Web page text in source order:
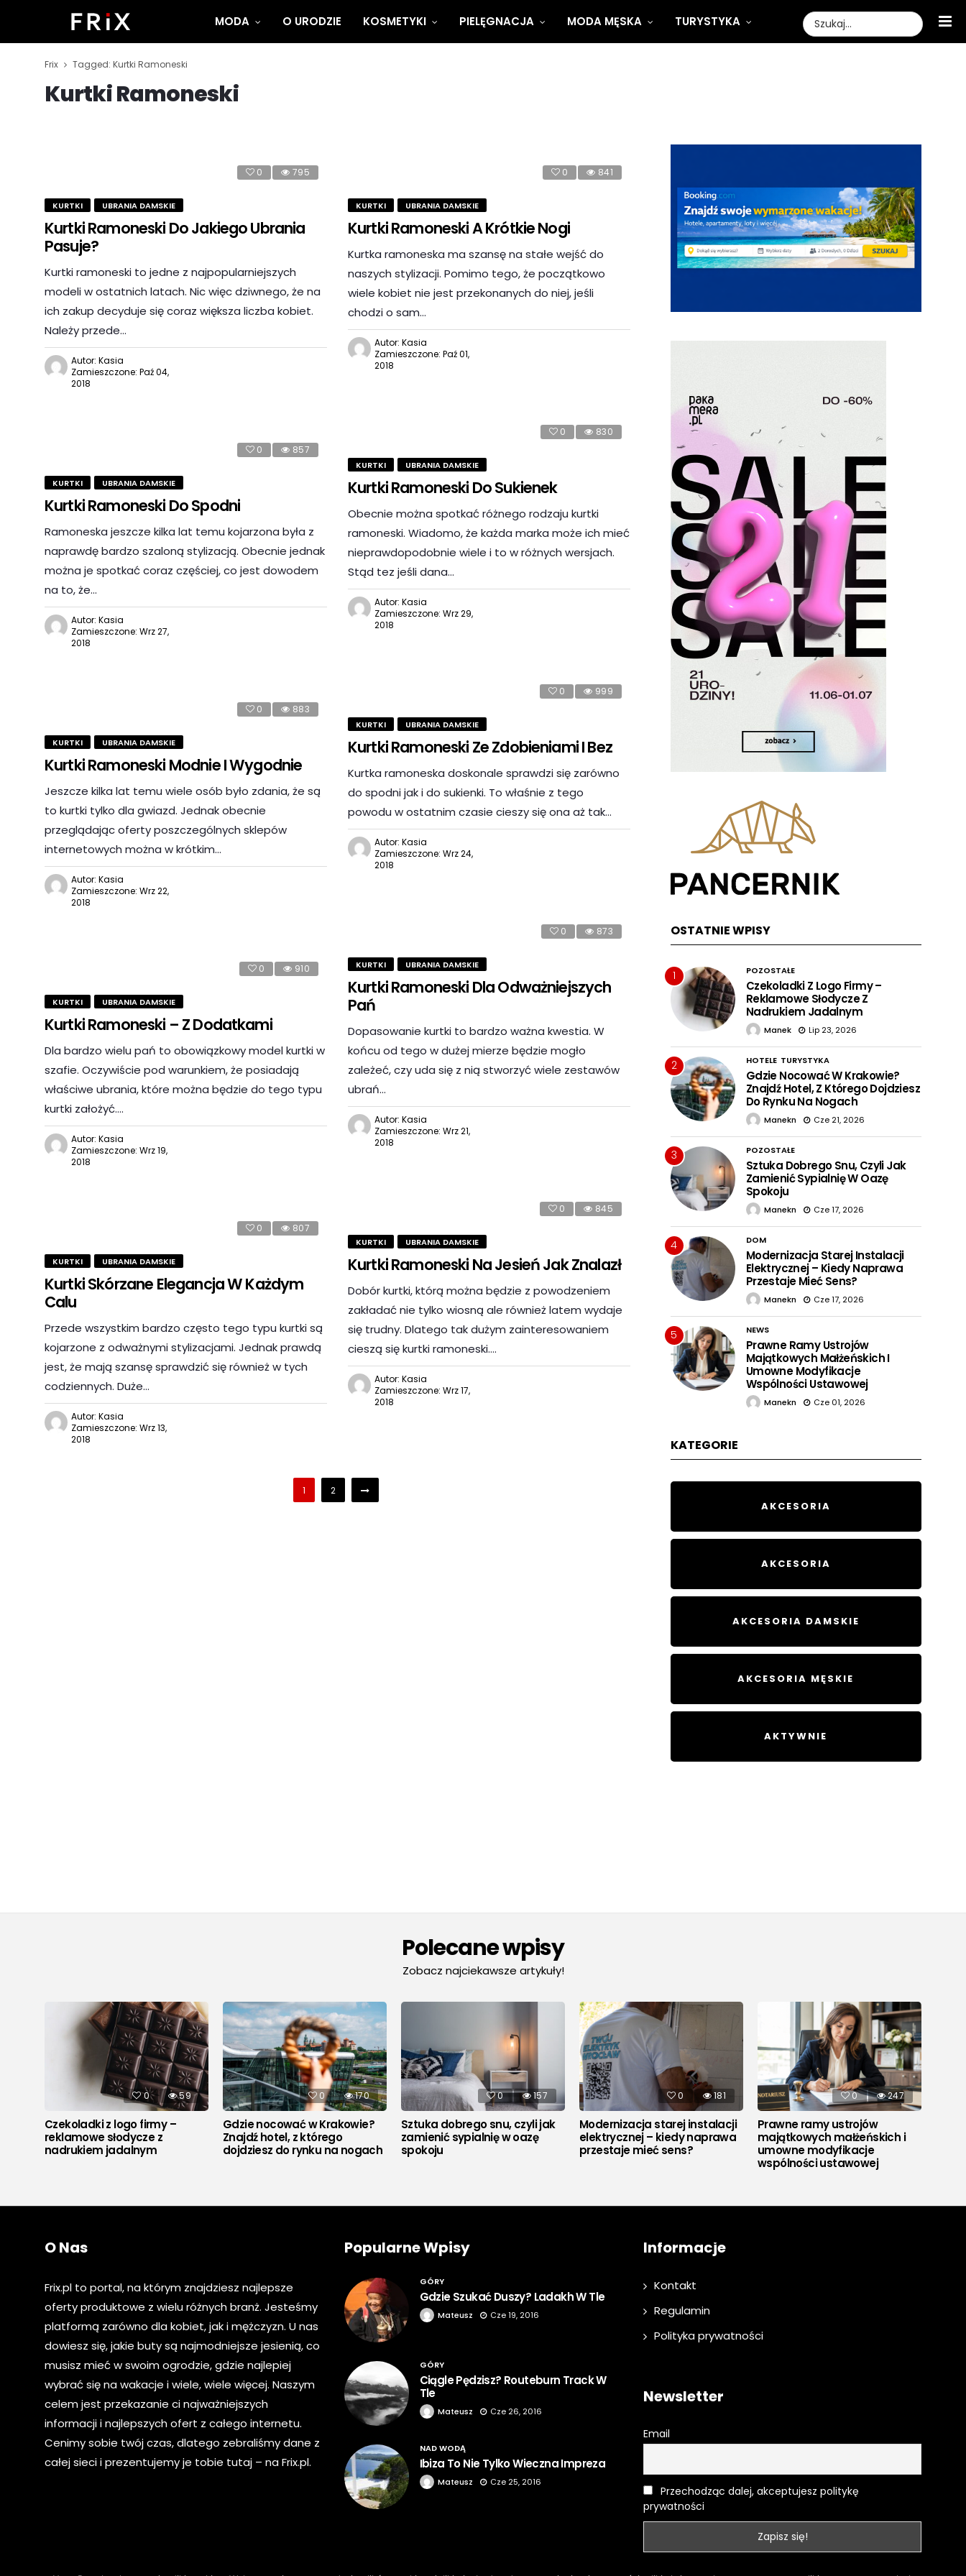
MODA O URODZIE KOSMETYKI PIELĘGNACJA MODA MĘSKA TURYSTYKA
Frix Tagged: Kurtki Ramoneski
Kurtki Ramoneski
0 795
KURTKI UBRANIA DAMSKIE
Kurtki Ramoneski Do Jakiego Ubrania
Pasuje?
Kurtki ramoneski to jedne z najpopularniejszych
modeli w ostatnich latach. Nic więc dziwnego, że na
ich zakup decyduje się coraz większa liczba kobiet.
Należy przede…
Autor: Kasia
Zamieszczone: Paź 04,
2018
0 841
KURTKI UBRANIA DAMSKIE
Kurtki Ramoneski A Krótkie Nogi
Kurtka ramoneska ma szansę na stałe wejść do
naszych stylizacji. Pomimo tego, że początkowo
wiele kobiet nie jest przekonanych do niej, jeśli
chodzi o sam…
Autor: Kasia
Zamieszczone: Paź 01,
2018
0 830
KURTKI UBRANIA DAMSKIE
Kurtki Ramoneski Do Sukienek
Obecnie można spotkać różnego rodzaju kurtki
ramoneski. Wiadomo, że każda marka może ich mieć
nieprawdopodobnie wiele i to w różnych wersjach.
Stąd tez jeśli dana…
Autor: Kasia
Zamieszczone: Wrz 29,
2018
0 857
KURTKI UBRANIA DAMSKIE
Kurtki Ramoneski Do Spodni
Ramoneska jeszcze kilka lat temu kojarzona była z
naprawdę bardzo szaloną stylizacją. Obecnie jednak
można je spotkać coraz częściej, co jest dowodem
na to, że…
Autor: Kasia
Zamieszczone: Wrz 27,
2018
0 999
KURTKI UBRANIA DAMSKIE
Kurtki Ramoneski Ze Zdobieniami I Bez
Kurtka ramoneska doskonale sprawdzi się zarówno
do spodni jak i do sukienki. To właśnie z tego
powodu w ostatnim czasie cieszy się ona aż tak…
Autor: Kasia
Zamieszczone: Wrz 24,
2018
0 883
KURTKI UBRANIA DAMSKIE
Kurtki Ramoneski Modnie I Wygodnie
Jeszcze kilka lat temu wiele osób było zdania, że są
to kurtki tylko dla gwiazd. Jednak obecnie
przeglądając oferty poszczególnych sklepów
internetowych można w krótkim…
Autor: Kasia
Zamieszczone: Wrz 22,
2018
0 873
KURTKI UBRANIA DAMSKIE
Kurtki Ramoneski Dla Odważniejszych
Pań
Dopasowanie kurtki to bardzo ważna kwestia. W
końcu od tego w dużej mierze będzie mogło
zależeć, czy uda się z nią stworzyć wiele zestawów
ubrań…
Autor: Kasia
Zamieszczone: Wrz 21,
2018
0 910
KURTKI UBRANIA DAMSKIE
Kurtki Ramoneski – Z Dodatkami
Dla bardzo wielu pań to obowiązkowy model kurtki w
szafie. Oczywiście pod warunkiem, że posiadają
właściwe ubrania, które można będzie do tego typu
kurtki założyć….
Autor: Kasia
Zamieszczone: Wrz 19,
2018
0 845
KURTKI UBRANIA DAMSKIE
Kurtki Ramoneski Na Jesień Jak Znalazł
Dobór kurtki, którą można będzie z powodzeniem
zakładać nie tylko wiosną ale również latem wydaje
się trudny. Dlatego tak dużym zainteresowaniem
cieszą się kurtki ramoneski….
Autor: Kasia
Zamieszczone: Wrz 17,
2018
0 807
KURTKI UBRANIA DAMSKIE
Kurtki Skórzane Elegancja W Każdym
Calu
Przede wszystkim bardzo często tego typu kurtki są
kojarzone z odważnymi stylizacjami. Jednak prawdą
jest, że mają szansę sprawdzić się również w tych
codziennych. Duże…
Autor: Kasia
Zamieszczone: Wrz 13,
2018
1 2
OSTATNIE WPISY
1 POZOSTAŁE
Czekoladki Z Logo Firmy –
Reklamowe Słodycze Z
Nadrukiem Jadalnym
Manek Lip 23, 2026
2 HOTELE TURYSTYKA
Gdzie Nocować W Krakowie?
Znajdź Hotel, Z Którego Dojdziesz
Do Rynku Na Nogach
Manekn Cze 21, 2026
3 POZOSTAŁE
Sztuka Dobrego Snu, Czyli Jak
Zamienić Sypialnię W Oazę
Spokoju
Manekn Cze 17, 2026
4 DOM
Modernizacja Starej Instalacji
Elektrycznej – Kiedy Naprawa
Przestaje Mieć Sens?
Manekn Cze 17, 2026
5 NEWS
Prawne Ramy Ustrojów
Majątkowych Małżeńskich I
Umowne Modyfikacje
Wspólności Ustawowej
Manekn Cze 01, 2026
KATEGORIE
AKCESORIA
AKCESORIA
AKCESORIA DAMSKIE
AKCESORIA MĘSKIE
AKTYWNIE
Polecane wpisy
Zobacz najciekawsze artykuły!
0 59
Czekoladki z logo firmy –
reklamowe słodycze z
nadrukiem jadalnym
0 170
Gdzie nocować w Krakowie?
Znajdź hotel, z którego
dojdziesz do rynku na nogach
0 157
Sztuka dobrego snu, czyli jak
zamienić sypialnię w oazę
spokoju
0 181
Modernizacja starej instalacji
elektrycznej – kiedy naprawa
przestaje mieć sens?
0 247
Prawne ramy ustrojów
majątkowych małżeńskich i
umowne modyfikacje
wspólności ustawowej
O Nas
Frix.pl to portal, na którym znajdziesz najlepsze
oferty produktowe z wielu różnych branż. Jesteśmy
platformą zarówno dla kobiet, jak i mężczyzn. U nas
dowiesz się, jakie buty są najmodniejsze jesienią, co
musisz mieć w swoim ogrodzie, gdzie najlepiej
wybrać się na wakacje i wiele, wiele więcej. Naszym
celem jest przekazanie ci najważniejszych
informacji i najlepszych ofert z całego internetu.
Cenimy sobie twój czas, dlatego zebraliśmy dane z
całej sieci i prezentujemy je tobie tutaj – na Frix.pl.
Popularne Wpisy
GÓRY
Gdzie Szukać Duszy? Ladakh W Tle
Mateusz Cze 19, 2016
GÓRY
Ciągle Pędzisz? Routeburn Track W
Tle
Mateusz Cze 26, 2016
NAD WODĄ
Ibiza To Nie Tylko Wieczna Impreza
Mateusz Cze 25, 2016
Informacje
Kontakt
Regulamin
Polityka prywatności
Newsletter
Email
Przechodząc dalej, akceptujesz politykę
prywatności